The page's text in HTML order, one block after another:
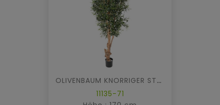
OLIVENBAUM KNORRIGER STAMM
11135-71